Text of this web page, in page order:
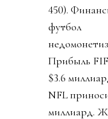
450).
футбол
Прибыль
$3.6
NFL
миллиард.